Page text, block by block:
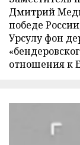
Дмитрий
победе
Урсулу фон
отношения к